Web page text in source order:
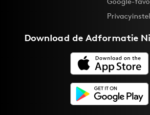
Download deAdformatie